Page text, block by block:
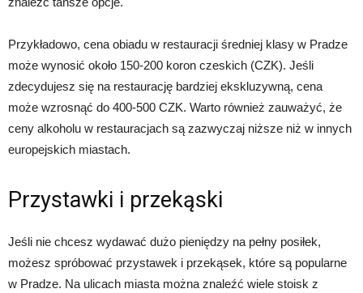
Przykładowo, cena obiadu w restauracji średniej klasy w Pradze
może wynosić około 150-200 koron czeskich (CZK). Jeśli
zdecydujesz się na restaurację bardziej ekskluzywną, cena
może wzrosnąć do 400-500 CZK. Warto również zauważyć, że
ceny alkoholu w restauracjach są zazwyczaj niższe niż w innych
europejskich miastach.
Przystawki i przekąski
Jeśli nie chcesz wydawać dużo pieniędzy na pełny posiłek,
możesz spróbować przystawek i przekąsek, które są popularne
w Pradze. Na ulicach miasta można znaleźć wiele stoisk z